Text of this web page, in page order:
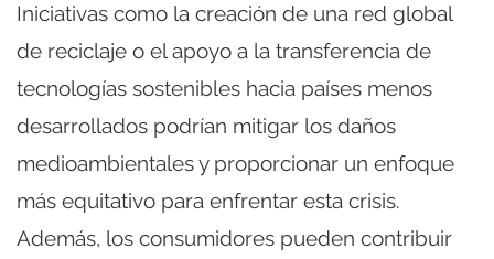
Iniciativas como la creación de una red global
de reciclaje o el apoyo a la transferencia de
tecnologías sostenibles hacia países menos
desarrollados podrían mitigar los daños
medioambientales y proporcionar un enfoque
más equitativo para enfrentar esta crisis.
Además, los consumidores pueden contribuir